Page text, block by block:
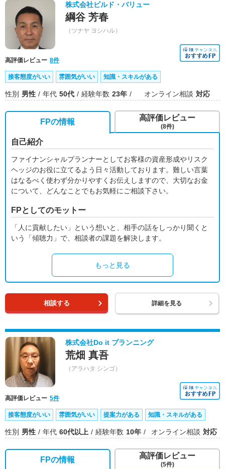
株式会社ビルド・バリュー
綱谷 芳春
（ツナヤ ヨシハル）
高評価レビュー 8件
接客態度がいい 雰囲気がいい 知識・スキルがある
性別 男性 年代 50代 経験年数 23年 オンライン相談 対応
FPの情報
自己紹介
ファイナンシャルプランナーとしてお客様の資産形成やリスク
ヘッジのお役に立てるよう日々活動しております。難しい言葉
はなるべく使わず分かりやすくお伝えしますので、大切なお金
について、どんなことでもお気軽にご相談下さい。
FPとしてのモットー
「人に貢献したい」という想いと、相手の話をしっかり聞くと
いう「傾聴力」で、相談者の課題を解決します。
もっと見る
高評価レビュー
(8件)
相談する 詳細を見る
株式会社Do it プランニング
荒畑 真吾
（アラハタ シンゴ）
高評価レビュー 5件
接客態度がいい 雰囲気がいい 提案力がある 知識・スキルがある
性別 男性 年代 60代以上 経験年数 10年 オンライン相談 対応
FPの情報 高評価レビュー
(5件)